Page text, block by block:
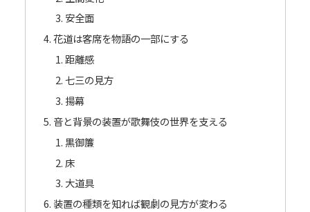
安全面
花道は客席を物語の一部にする
距離感
七三の見方
揚幕
音と背景の装置が歌舞伎の世界を支える
黒御簾
床
大道具
装置の種類を知れば観劇の見方が変わる